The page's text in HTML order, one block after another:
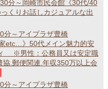
分～岡崎市民会館《30代/40
くりお話しカジュアルな出
分～アイプラザ豊橋
etc…》50代メイン魅力的安
※男性：公務員又は安定職
協.郵便関連.年収350万以上会
分～アイプラザ豊橋